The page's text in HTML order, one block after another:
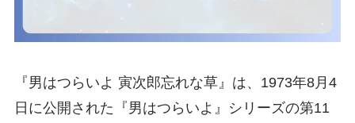
『男はつらいよ 寅次郎忘れな草』は、1973年8月4
日に公開された『男はつらいよ』シリーズの第11